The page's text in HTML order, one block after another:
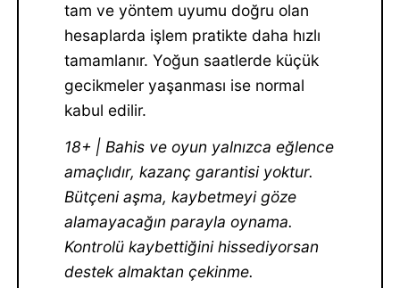
tam ve yöntem uyumu doğru olan
hesaplarda işlem pratikte daha hızlı
tamamlanır. Yoğun saatlerde küçük
gecikmeler yaşanması ise normal
kabul edilir.
18+ | Bahis ve oyun yalnızca eğlence
amaçlıdır, kazanç garantisi yoktur.
Bütçeni aşma, kaybetmeyi göze
alamayacağın parayla oynama.
Kontrolü kaybettiğini hissediyorsan
destek almaktan çekinme.